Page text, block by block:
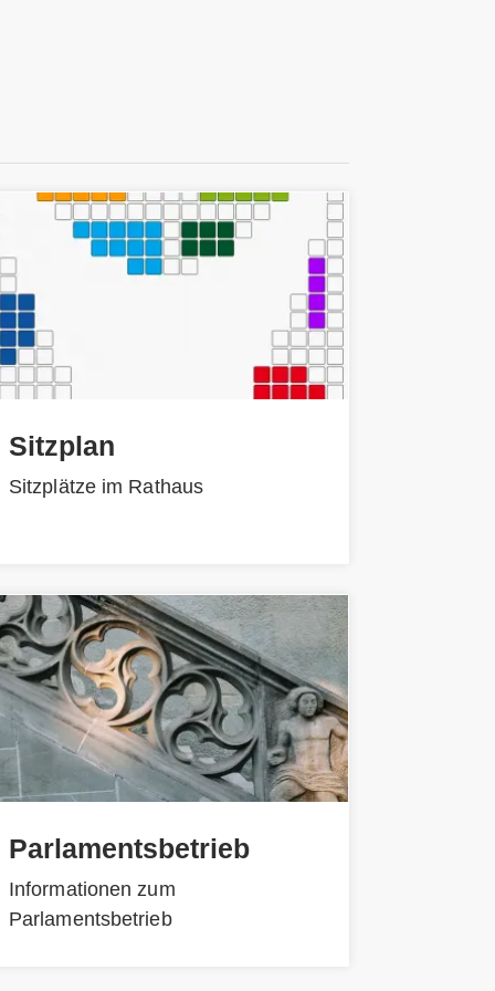
Sitzplan
Sitzplätze im Rathaus
Parlamentsbetrieb
Informationen zum
Parlamentsbetrieb